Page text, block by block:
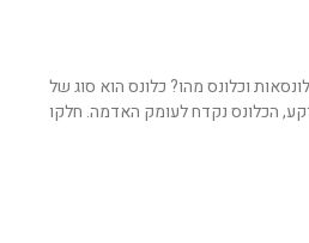
וכלונס מהו? כלונס הוא סוג של
הכלונס נקדח לעומק האדמה. חלקו